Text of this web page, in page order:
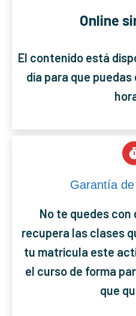
Online
El contenido está
día para que
Garantía
No te quedes con
recupera las clases
tu matricula este
el curso de forma
que